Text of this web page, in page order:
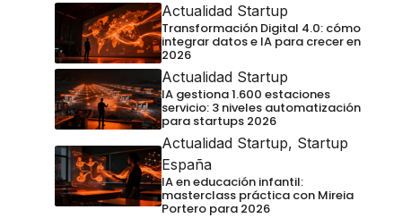
Actualidad Startup
Transformación Digital 4.0: cómo
integrar datos e IA para crecer en
2026
Actualidad Startup
IA gestiona 1.600 estaciones
servicio: 3 niveles automatización
para startups 2026
Actualidad Startup, Startup
España
IA en educación infantil:
masterclass práctica con Mireia
Portero para 2026